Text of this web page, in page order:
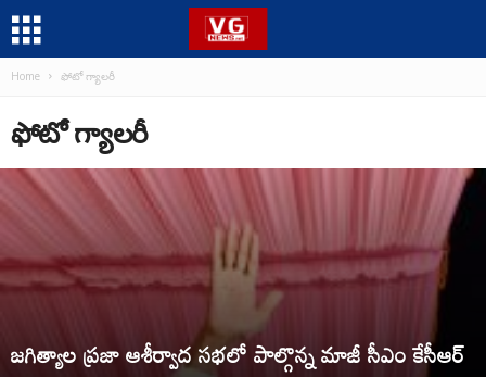
Home ఫోటో గ్యాలరీ
ఫోటో గ్యాలరీ
జగిత్యాల ప్రజా ఆశీర్వాద సభలో పాల్గొన్న మాజీ సీఎం కేసీఆర్